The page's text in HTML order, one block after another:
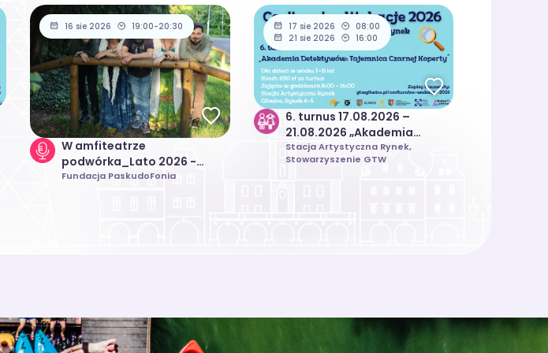
16 sie 2026 19:00-20:30
W amfiteatrze
podwórka_Lato 2026 -
koncert zespołu Muzyczny
Fundacja PaskudoFonia
17 sie 2026
08:00
21 sie 2026
16:00
6. turnus 17.08.2026 –
21.08.2026 „Akademia
Detektywów” | Coolturalne
Wakacje 2026
Stacja Artystyczna Rynek,
Stowarzyszenie GTW